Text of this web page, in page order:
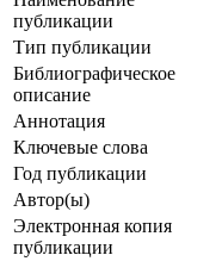
публикации
Тип публикации
Библиографическое
описание
Аннотация
Ключевые cлова
Год публикации
Автор(ы)
Электронная копия
публикации